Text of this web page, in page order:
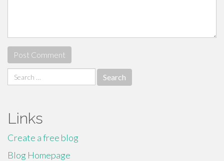
Search
for:
Links
Create a free blog
Blog Homepage